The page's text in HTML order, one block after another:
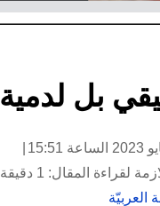
بل لدمية
لقراءة المقال: 1 دقيقة
العربيّة